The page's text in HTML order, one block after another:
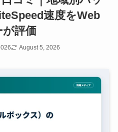
速度をWeb
評価
August 5, 2026